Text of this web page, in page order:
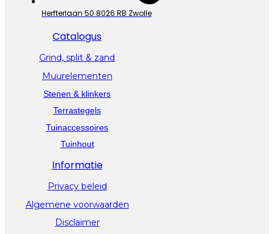
Herfterlaan 50 8026 RB Zwolle
Catalogus
Grind, split & zand
Muurelementen
Stenen & klinkers
Terrastegels
Tuinaccessoires
Tuinhout
Informatie
Privacy beleid
Algemene voorwaarden
Disclaimer